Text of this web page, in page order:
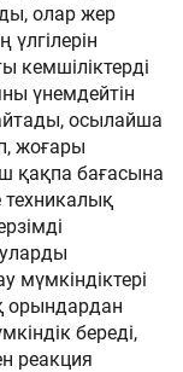
олар жер
кемшіліктерді
үнемдейтін
осылайша
жоғары
қақпа бағасына
техникалық
мүмкіндіктері
орындардан
береді,
реакция